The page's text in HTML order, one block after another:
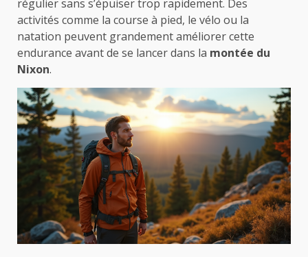
régulier sans s’épuiser trop rapidement. Des
activités comme la course à pied, le vélo ou la
natation peuvent grandement améliorer cette
endurance avant de se lancer dans la montée du
Nixon.